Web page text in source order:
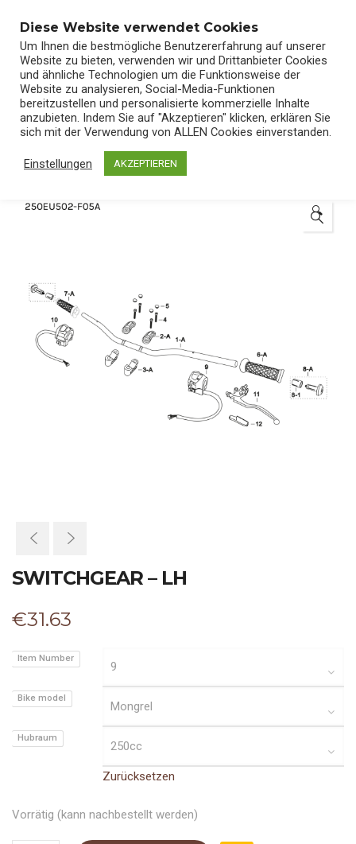
Start/Shop/Ersatzteile
🔍
SWITCHGEAR – LH
€31.63
Item Number
Bike model
Hubraum
Zurücksetzen
Vorrätig (kann nachbestellt werden)
Diese Website verwendet Cookies
Um Ihnen die bestmögliche Benutzererfahrung auf unserer
Website zu bieten, verwenden wir und Drittanbieter Cookies
und ähnliche Technologien um die Funktionsweise der
Website zu analysieren, Social-Media-Funktionen
bereitzustellen und personalisierte kommerzielle Inhalte
anzubieten. Indem Sie auf "Akzeptieren" klicken, erklären Sie
sich mit der Verwendung von ALLEN Cookies einverstanden.
Einstellungen AKZEPTIEREN